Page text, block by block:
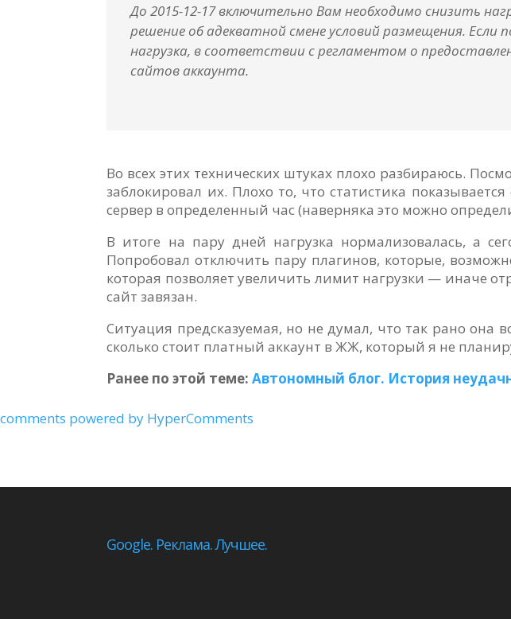
До 2015-12-17 включительно Вам необходимо снизить
решение об адекватной смене условий размещения.
нагрузка, в соответствии с регламентом о
сайтов аккаунта.
Во всех этих технических штуках плохо разбираюсь.
заблокировал их. Плохо то, что статистика
сервер в определенный час (наверняка это можно
В итоге на пару дней нагрузка нормализовалась, а
Попробовал отключить пару плагинов, которые,
которая позволяет увеличить лимит нагрузки — иначе
сайт завязан.
Ситуация предсказуемая, но не думал, что так рано она
сколько стоит платный аккаунт в ЖЖ, который я не
Ранее по этой теме:Автономный блог. История
comments powered by HyperComments
Google. Реклама. Лучшее.